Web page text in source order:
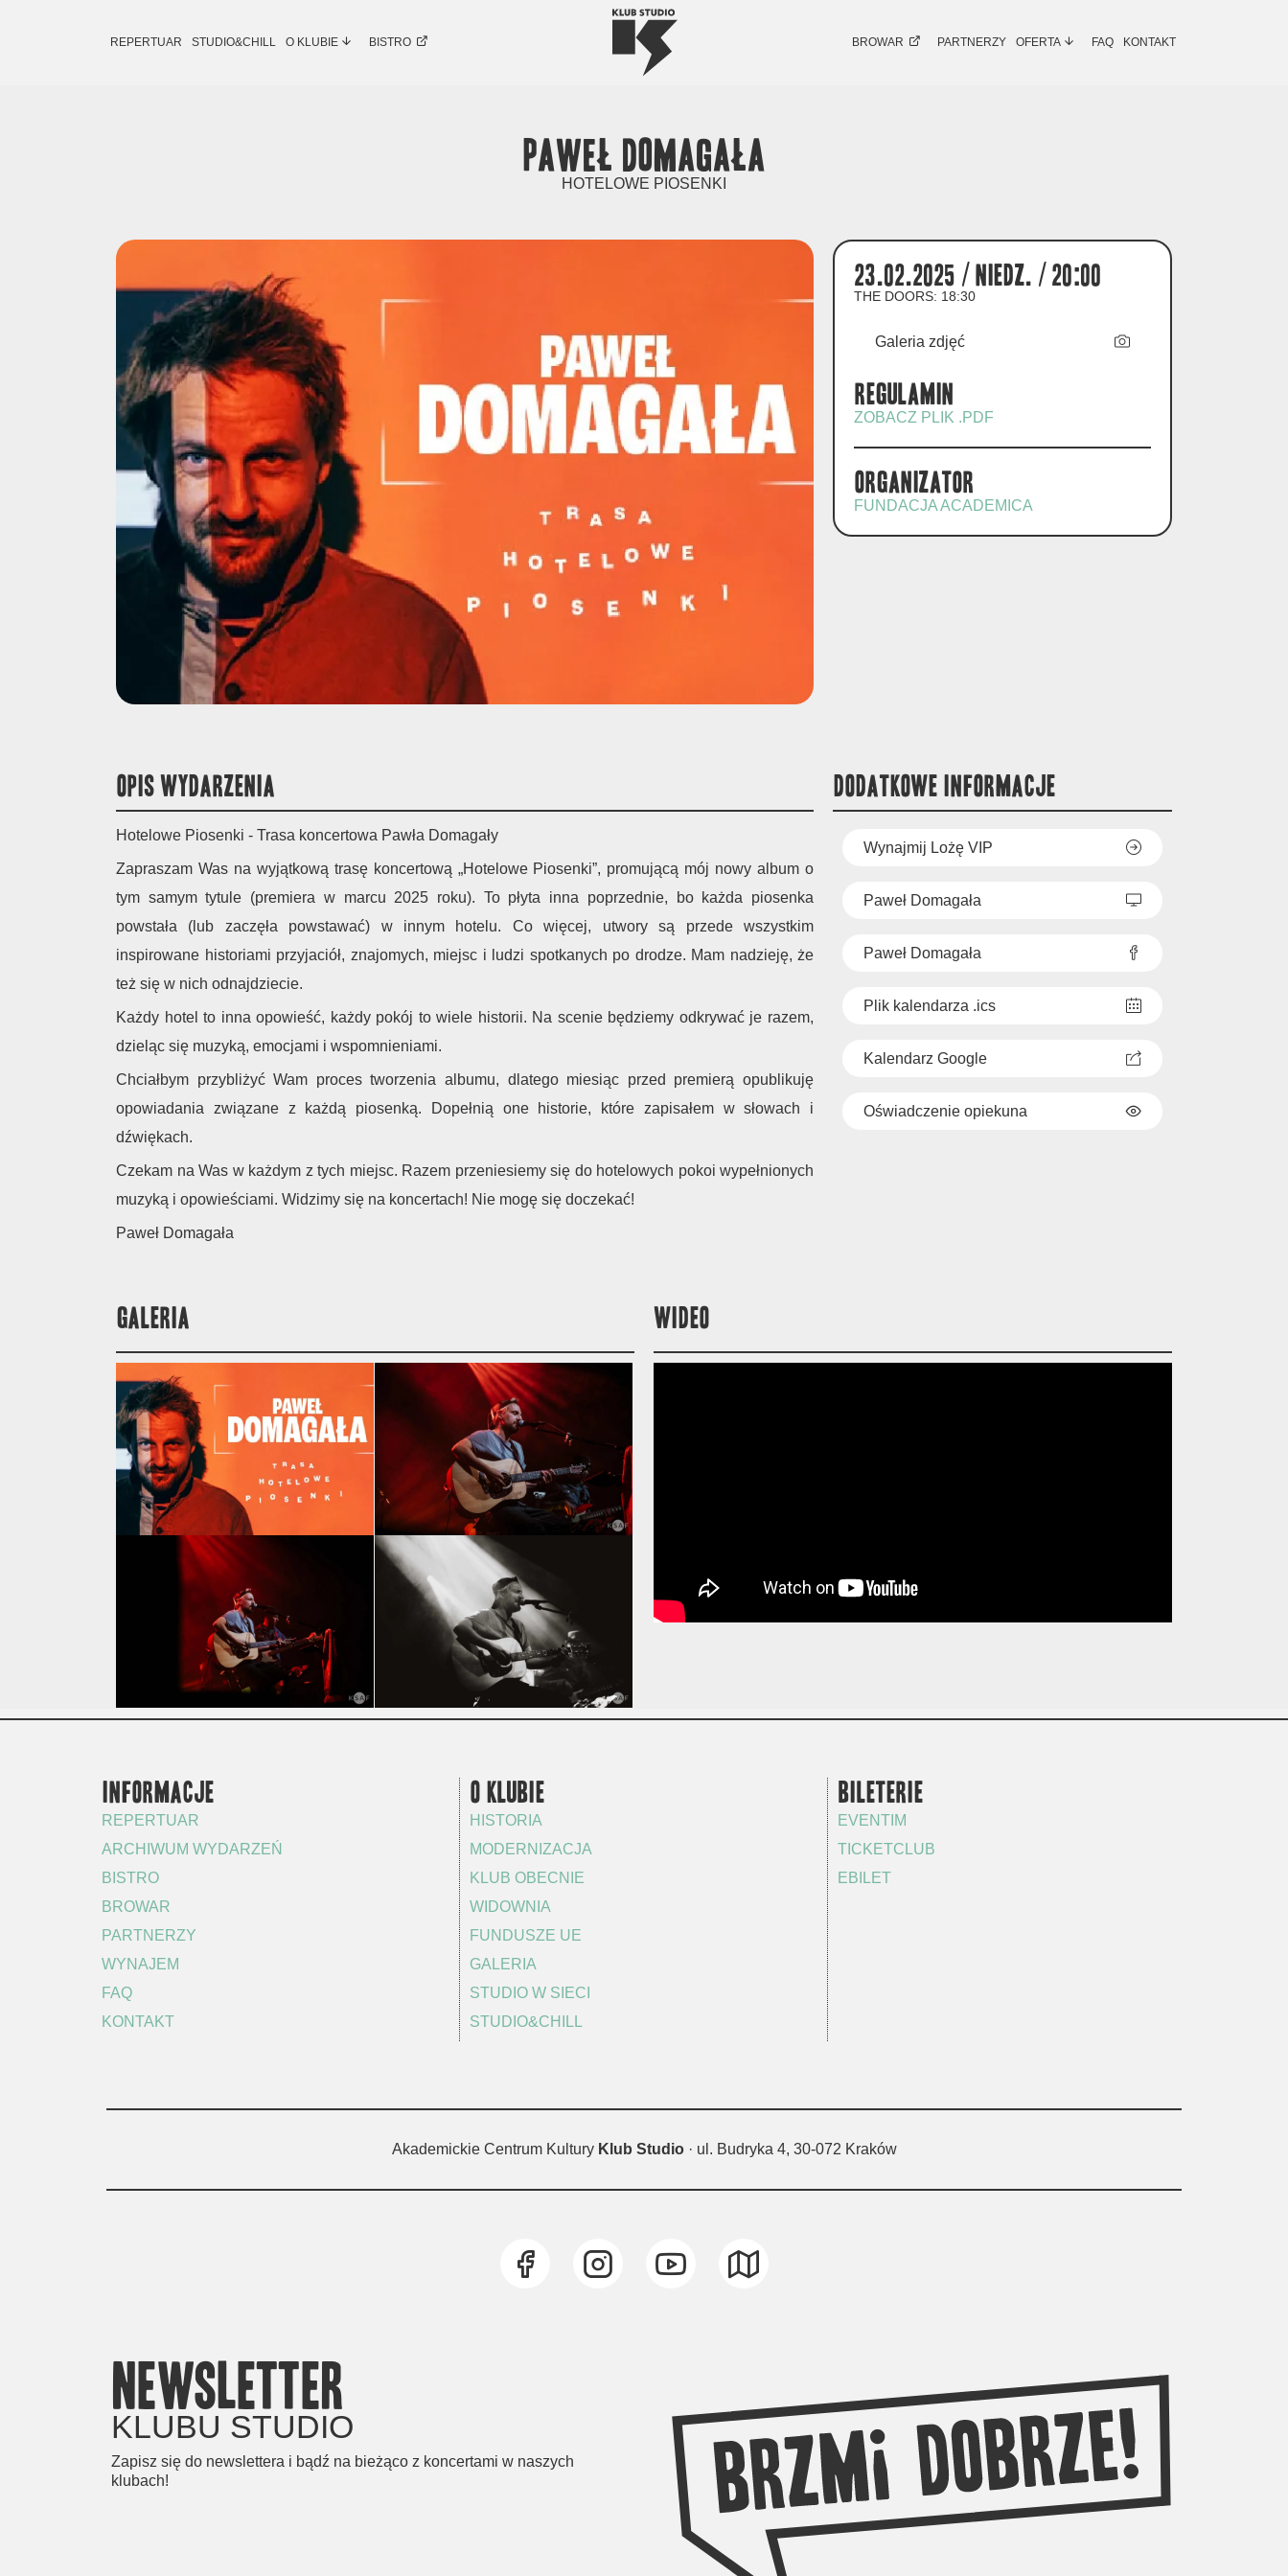
REPERTUAR STUDIO&CHILL O KLUBIE BISTRO BROWAR PARTNERZY OFERTA FAQ KONTAKT
Paweł Domagała
HOTELOWE PIOSENKI
23.02.2025 / niedz. / 20:00
THE DOORS: 18:30
Galeria zdjęć
Regulamin
ZOBACZ PLIK .PDF
Organizator
FUNDACJA ACADEMICA
OPIS WYDARZENIA
Hotelowe Piosenki - Trasa koncertowa Pawła Domagały
Zapraszam Was na wyjątkową trasę koncertową „Hotelowe Piosenki”, promującą mój nowy album o
tym samym tytule (premiera w marcu 2025 roku). To płyta inna poprzednie, bo każda piosenka
powstała (lub zaczęła powstawać) w innym hotelu. Co więcej, utwory są przede wszystkim
inspirowane historiami przyjaciół, znajomych, miejsc i ludzi spotkanych po drodze. Mam nadzieję, że
też się w nich odnajdziecie.
Każdy hotel to inna opowieść, każdy pokój to wiele historii. Na scenie będziemy odkrywać je razem,
dzieląc się muzyką, emocjami i wspomnieniami.
Chciałbym przybliżyć Wam proces tworzenia albumu, dlatego miesiąc przed premierą opublikuję
opowiadania związane z każdą piosenką. Dopełnią one historie, które zapisałem w słowach i
dźwiękach.
Czekam na Was w każdym z tych miejsc. Razem przeniesiemy się do hotelowych pokoi wypełnionych
muzyką i opowieściami. Widzimy się na koncertach! Nie mogę się doczekać!
Paweł Domagała
DODATKOWE INFORMACJE
Wynajmij Lożę VIP
Paweł Domagała
Paweł Domagała
Plik kalendarza .ics
Kalendarz Google
Oświadczenie opiekuna
GALERIA WIDEO
INFORMACJE
REPERTUAR
ARCHIWUM WYDARZEŃ
BISTRO
BROWAR
PARTNERZY
WYNAJEM
FAQ
KONTAKT
O KLUBIE
HISTORIA
MODERNIZACJA
KLUB OBECNIE
WIDOWNIA
FUNDUSZE UE
GALERIA
STUDIO W SIECI
STUDIO&CHILL
BILETERIE
EVENTIM
TICKETCLUB
EBILET
Akademickie Centrum Kultury Klub Studio· ul. Budryka 4, 30-072 Kraków
newsletter
KLUBU STUDIO
Zapisz się do newslettera i bądź na bieżąco z koncertami w naszych
klubach!